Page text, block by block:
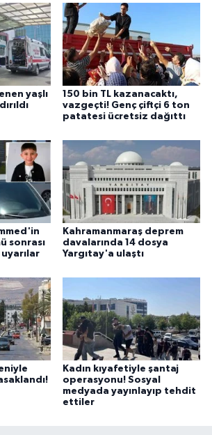
yaşlı
150 bin TL kazanacaktı,
vazgeçti! Genç çiftçi 6 ton
patatesi ücretsiz dağıttı
sonrası
Kahramanmaraş deprem
davalarında 14 dosya
Yargıtay'a ulaştı
Kadın kıyafetiyle şantaj
operasyonu! Sosyal
medyada yayınlayıp tehdit
ettiler